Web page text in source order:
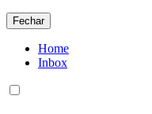
Fechar
Home
Inbox